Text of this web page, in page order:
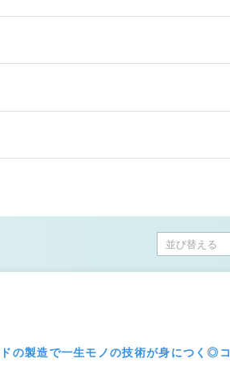
の製造で一生モノの技術が身につく◎コ